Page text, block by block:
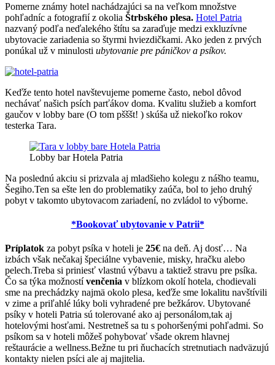
Pomerne známy hotel nachádzajúci sa na veľkom množstve
pohľadníc a fotografií z okolia Štrbského plesa. Hotel Patria
nazvaný podľa neďalekého štítu sa zaraďuje medzi exkluzívne
ubytovacie zariadenia so štyrmi hviezdičkami. Ako jeden z prvých
ponúkal už v minulosti ubytovanie pre páničkov a psíkov.
Keďže tento hotel navštevujeme pomerne často, nebol dôvod
nechávať našich psích parťákov doma. Kvalitu služieb a komfort
gaučov v lobby bare (O tom pšššt! ) skúša už niekoľko rokov
testerka Tara.
Lobby bar Hotela Patria
Na poslednú akciu si prizvala aj mladšieho kolegu z nášho teamu,
Šegiho.Ten sa ešte len do problematiky zaúča, bol to jeho druhý
pobyt v takomto ubytovacom zariadení, no zvládol to výborne.
*Bookovať ubytovanie v Patrii*
Príplatok za pobyt psíka v hoteli je 25€ na deň. Aj dosť… Na
izbách však nečakaj špeciálne vybavenie, misky, hračku alebo
pelech.Treba si priniesť vlastnú výbavu a taktiež stravu pre psíka.
Čo sa týka možnostívenčenia v blízkom okolí hotela, chodievali
sme na prechádzky najmä okolo plesa, keďže sme lokalitu navštívili
v zime a priľahlé lúky boli vyhradené pre bežkárov. Ubytované
psíky v hoteli Patria sú tolerované ako aj personálom,tak aj
hotelovými hosťami. Nestretneš sa tu s pohoršenými pohľadmi. So
psíkom sa v hoteli môžeš pohybovať všade okrem hlavnej
reštaurácie a wellness.Bežne tu pri ňuchacích stretnutiach nadväzujú
kontakty nielen psíci ale aj majitelia.